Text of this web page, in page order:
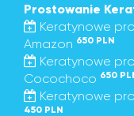
Prostowanie
Keratynowe
Amazon 650 PLN
Keratynowe
Cocochoco 650
Keratynowe
450 PLN